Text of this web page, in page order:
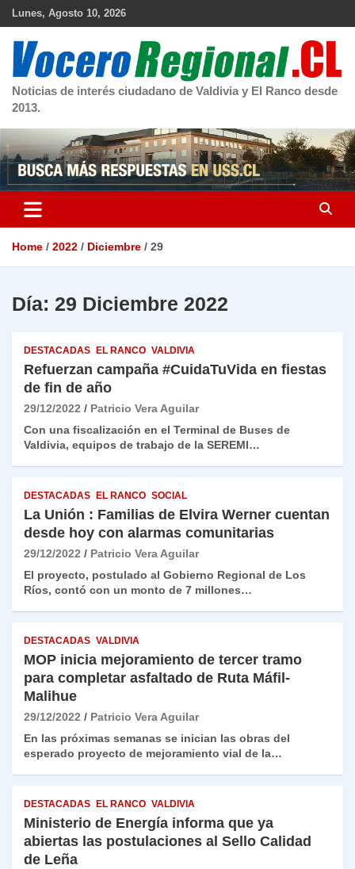
Skip
Lunes, Agosto 10, 2026
Noticias de interés ciudadano de Valdivia y El Ranco desde
2013.
Home 2022 Diciembre 29
Día: 29 Diciembre 2022
DESTACADAS EL RANCO VALDIVIA
Refuerzan campaña #CuidaTuVida en fiestas
de fin de año
29/12/2022
Patricio Vera Aguilar
Con una fiscalización en el Terminal de Buses de
Valdivia, equipos de trabajo de la SEREMI…
DESTACADAS EL RANCO SOCIAL
La Unión : Familias de Elvira Werner cuentan
desde hoy con alarmas comunitarias
29/12/2022
Patricio Vera Aguilar
El proyecto, postulado al Gobierno Regional de Los
Ríos, contó con un monto de 7 millones…
DESTACADAS VALDIVIA
MOP inicia mejoramiento de tercer tramo
para completar asfaltado de Ruta Máfil-
Malihue
29/12/2022
Patricio Vera Aguilar
En las próximas semanas se inician las obras del
esperado proyecto de mejoramiento vial de la…
DESTACADAS EL RANCO VALDIVIA
Ministerio de Energía informa que ya
abiertas las postulaciones al Sello Calidad
de Leña